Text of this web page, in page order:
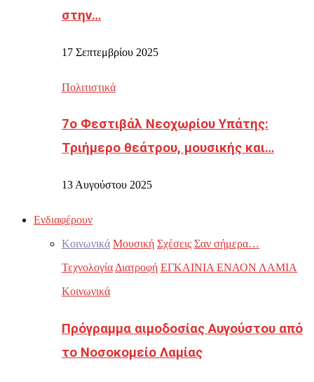
στην…
17 Σεπτεμβρίου 2025
Πολιτιστικά
7ο Φεστιβάλ Νεοχωρίου Υπάτης:
Τριήμερο θεάτρου, μουσικής και…
13 Αυγούστου 2025
Ενδιαφέρουν
Κοινωνικά Μουσική Σχέσεις Σαν σήμερα…
Τεχνολογία Διατροφή ΕΓΚΑΙΝΙΑ ΕΝΑΟΝ ΛΑΜΙΑ
Κοινωνικά
Πρόγραμμα αιμοδοσίας Αυγούστου από
το Νοσοκομείο Λαμίας